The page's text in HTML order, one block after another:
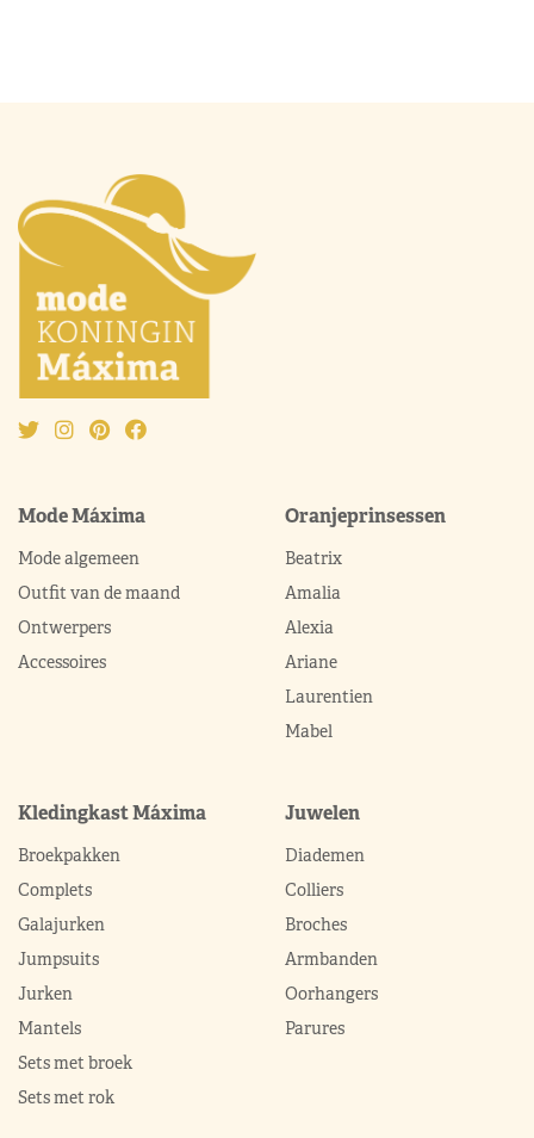
Mode Máxima
Mode algemeen
Outfit van de maand
Ontwerpers
Accessoires
Oranjeprinsessen
Beatrix
Amalia
Alexia
Ariane
Laurentien
Mabel
Kledingkast Máxima
Broekpakken
Complets
Galajurken
Jumpsuits
Jurken
Mantels
Sets met broek
Sets met rok
Juwelen
Diademen
Colliers
Broches
Armbanden
Oorhangers
Parures